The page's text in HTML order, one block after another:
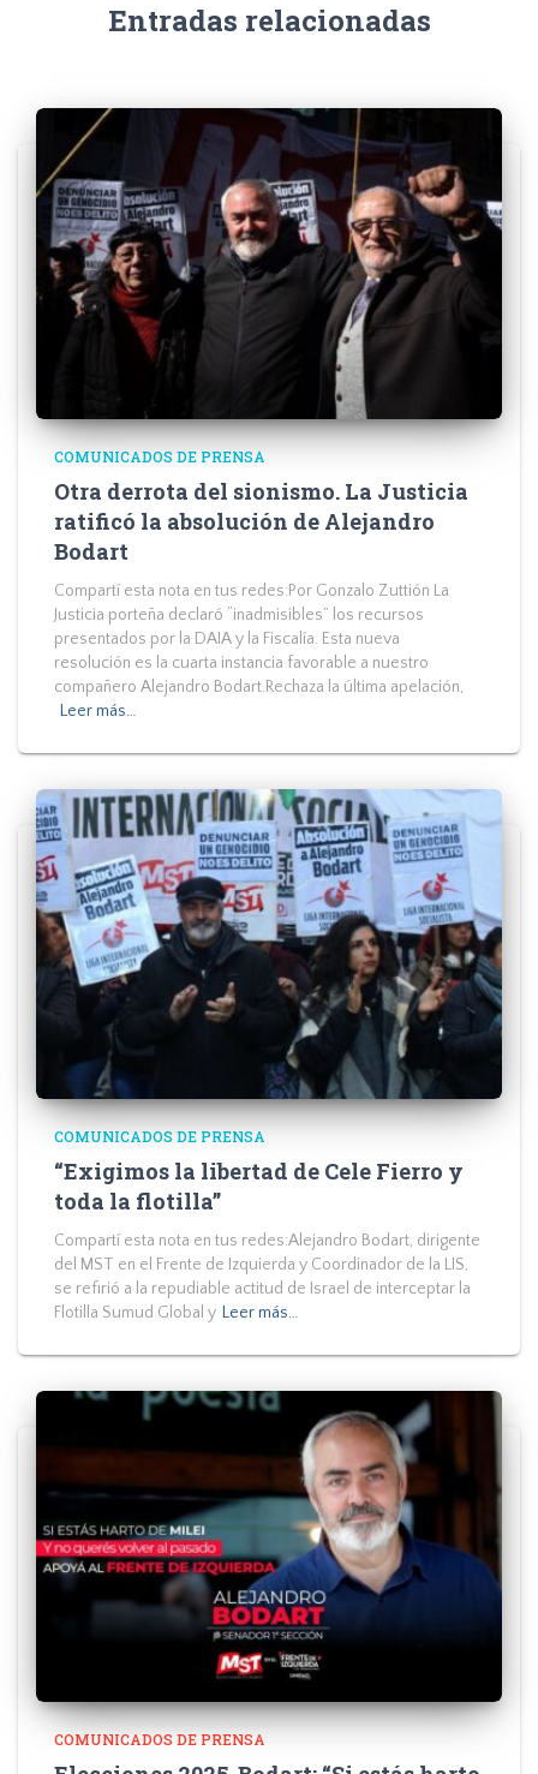
Entradas relacionadas
COMUNICADOS DE PRENSA
Otra derrota del sionismo. La Justicia
ratificó la absolución de Alejandro
Bodart
Compartí esta nota en tus redes:Por Gonzalo Zuttión La
Justicia porteña declaró “inadmisibles” los recursos
presentados por la DAIA y la Fiscalía. Esta nueva
resolución es la cuarta instancia favorable a nuestro
compañero Alejandro Bodart.Rechaza la última apelación,
Leer más…
COMUNICADOS DE PRENSA
“Exigimos la libertad de Cele Fierro y
toda la flotilla”
Compartí esta nota en tus redes:Alejandro Bodart, dirigente
del MST en el Frente de Izquierda y Coordinador de la LIS,
se refirió a la repudiable actitud de Israel de interceptar la
Flotilla Sumud Global y Leer más…
COMUNICADOS DE PRENSA